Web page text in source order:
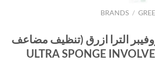
BRANDS /
الترا ازرق (تنظيف مضاعف
) ULTRA SPONGE